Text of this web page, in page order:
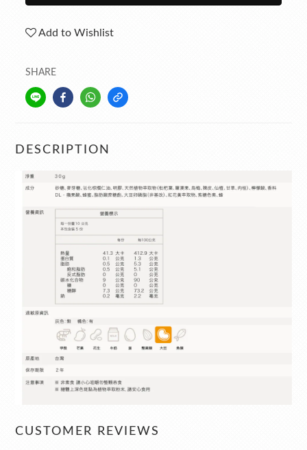
Add to Wishlist
SHARE
DESCRIPTION
CUSTOMER REVIEWS